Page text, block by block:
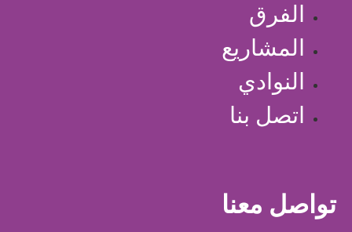
الفرق
المشاريع
النوادي
اتصل بنا
تواصل معنا